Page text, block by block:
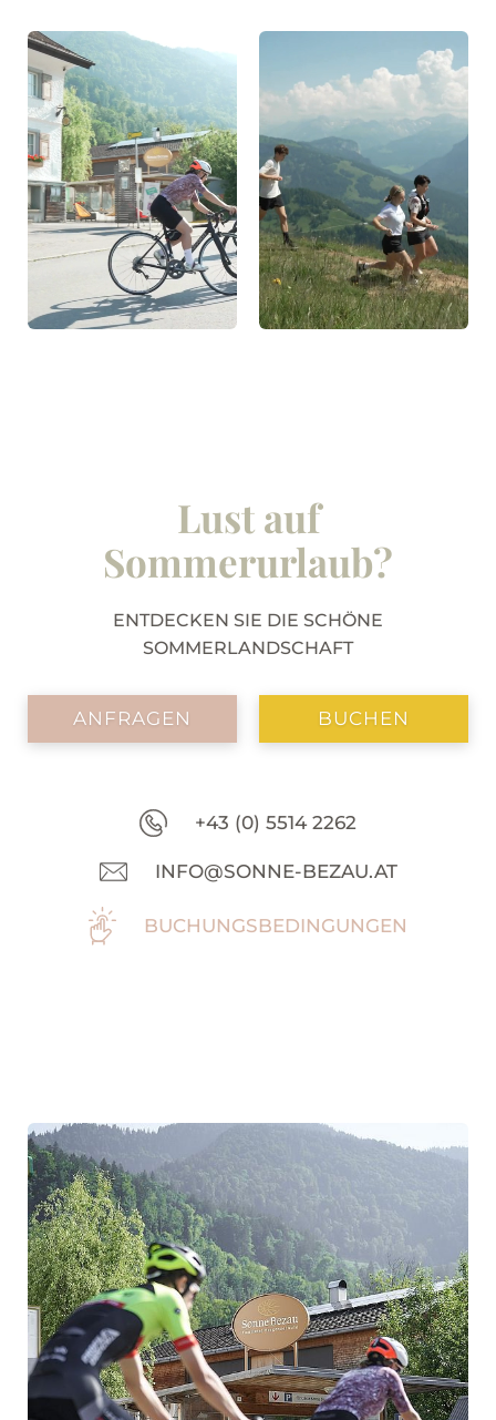
Lust auf
Sommerurlaub?
ENTDECKEN SIE DIE SCHÖNE
SOMMERLANDSCHAFT
ANFRAGEN BUCHEN
+43 (0) 5514 2262
INFO@SONNE-BEZAU.AT
BUCHUNGSBEDINGUNGEN